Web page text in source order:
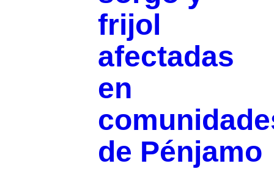
frijol
afectadas
en
de Pénjamo